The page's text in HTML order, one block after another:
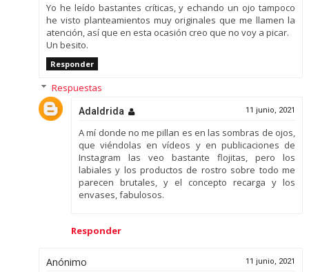
Yo he leído bastantes críticas, y echando un ojo tampoco
he visto planteamientos muy originales que me llamen la
atención, así que en esta ocasión creo que no voy a picar.
Un besito.
Responder
Respuestas
Adaldrida 11 junio, 2021
A mí donde no me pillan es en las sombras de ojos,
que viéndolas en vídeos y en publicaciones de
Instagram las veo bastante flojitas, pero los
labiales y los productos de rostro sobre todo me
parecen brutales, y el concepto recarga y los
envases, fabulosos.
Responder
Anónimo 11 junio, 2021